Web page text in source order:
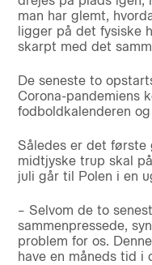
man har glemt,
ligger på det fysiske
skarpt med det
De seneste to
Corona-pandemiens
fodboldkalenderen
Således er det første
midtjyske trup skal
juli går til Polen i en
– Selvom de to
sammenpressede,
problem for os.
have en måneds tid i